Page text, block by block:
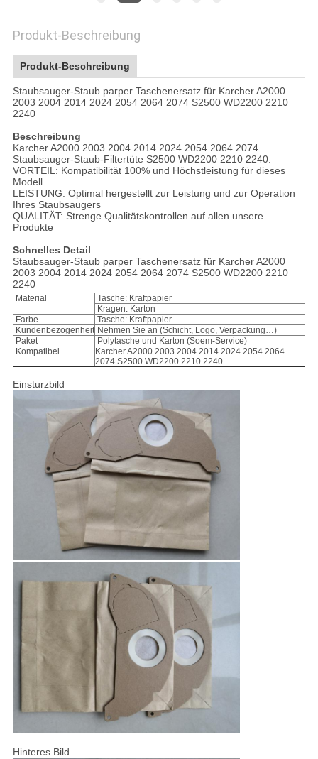
Produkt-Beschreibung
Produkt-Beschreibung
Staubsauger-Staub parper Taschenersatz für Karcher A2000
2003 2004 2014 2024 2054 2064 2074 S2500 WD2200 2210
2240
Beschreibung
Karcher A2000 2003 2004 2014 2024 2054 2064 2074
Staubsauger-Staub-Filtertüte S2500 WD2200 2210 2240.
VORTEIL: Kompatibilität 100% und Höchstleistung für dieses
Modell.
LEISTUNG: Optimal hergestellt zur Leistung und zur Operation
Ihres Staubsaugers
QUALITÄT: Strenge Qualitätskontrollen auf allen unsere
Produkte
Schnelles Detail
Staubsauger-Staub parper Taschenersatz für Karcher A2000
2003 2004 2014 2024 2054 2064 2074 S2500 WD2200 2210
2240
Material
Tasche: Kraftpapier
Kragen: Karton
Farbe
Tasche: Kraftpapier
Kundenbezogenheit Nehmen Sie an (Schicht, Logo, Verpackung…)
Paket
Polytasche und Karton (Soem-Service)
Kompatibel
Karcher A2000 2003 2004 2014 2024 2054 2064
2074 S2500 WD2200 2210 2240
Einsturzbild
Hinteres Bild